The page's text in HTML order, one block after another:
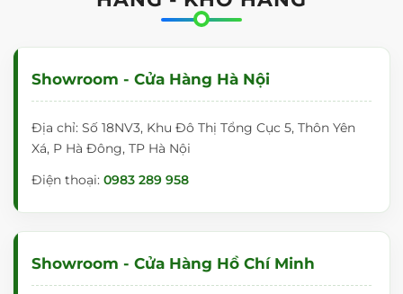
toàn cho người sử dụng.
Thông tin liên hệ mua hàng:
Để mua sản phẩm bảng ghim nỉ xanh lá T6006
VADOTO chính hãng,quý khách hàng vui lòng liên hệ:
CÔNG TY TNHH VADOTO
Trụ sở chính:Đạo Khê,Xã Yên Mỹ,Tỉnh Hưng Yên.
Hệ thống phân phối và bảo hành toàn quốc:
Showroom - Cửa Hàng Hà Nội
Địa chỉ: Số 18NV3, Khu Đô Thị Tổng Cục 5, Thôn Yên
Xá, P Hà Đông, TP Hà Nội
Điện thoại: 0983 289 958
Showroom - Cửa Hàng Hồ Chí Minh